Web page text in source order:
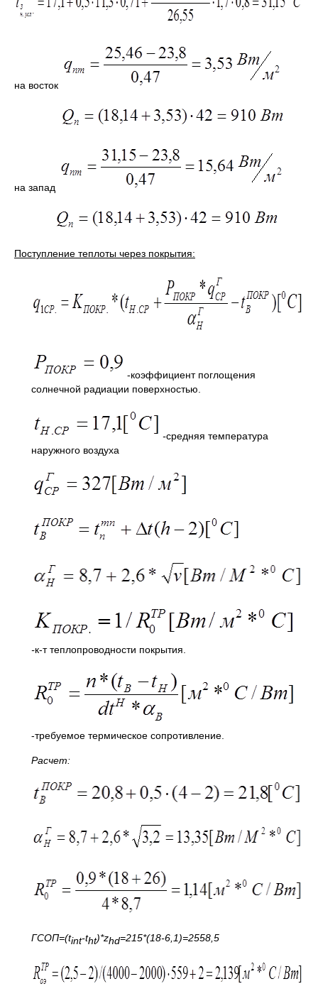
на восток
на запад
Поступление теплоты через покрытия:
-коэффициент поглощения
солнечной радиации поверхностью.
-средняя температура
наружного воздуха
-к-т теплопроводности покрытия.
-требуемое термическое сопротивление.
Расчет:
ГСОП=(tint-tht)*zhd=215*(18-6 ,1)=2558,5